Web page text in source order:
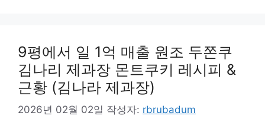
9평에서 일 1억 매출 원조 두쫀쿠
김나리 제과장 몬트쿠키 레시피 &
근황 (김나라 제과장)
2026년 02월 02일 작성자: rbrubadum